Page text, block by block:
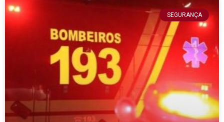
SEGURANÇA